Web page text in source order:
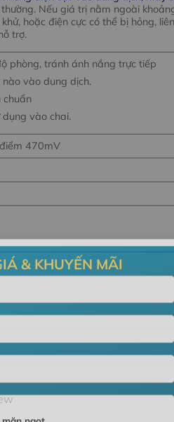
& KHUYẾN MÃI
Nếu giá trị nằm ngoài
hoặc điện cực có thể bị hỏng,
trợ.
phòng, tránh ánh nắng trực tiếp
vào dung dịch.
chuẩn
vào chai.
470mV